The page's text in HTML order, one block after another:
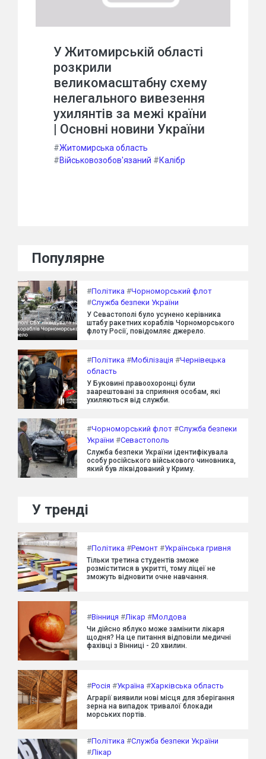
У Житомирській області
розкрили
великомасштабну схему
нелегального вивезення
ухилянтів за межі країни
| Основні новини України
#Житомирська область
#Військовозобов'язаний #Калібр
Популярне
#Політика #Чорноморський флот
#Служба безпеки України
У Севастополі було усунено керівника
штабу ракетних кораблів Чорноморського
флоту Росії, повідомляє джерело.
#Політика #Мобілізація #Чернівецька
область
У Буковині правоохоронці були
заарештовані за сприяння особам, які
ухиляються від служби.
#Чорноморський флот #Служба безпеки
України #Севастополь
Служба безпеки України ідентифікувала
особу російського військового чиновника,
який був ліквідований у Криму.
У тренді
#Політика #Ремонт #Українська гривня
Тільки третина студентів зможе
розміститися в укритті, тому ліцеї не
зможуть відновити очне навчання.
#Вінниця #Лікар #Молдова
Чи дійсно яблуко може замінити лікаря
щодня? На це питання відповіли медичні
фахівці з Вінниці - 20 хвилин.
#Росія #Україна #Харківська область
Аграрії виявили нові місця для зберігання
зерна на випадок тривалої блокади
морських портів.
#Політика #Служба безпеки України
#Лікар